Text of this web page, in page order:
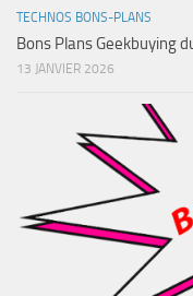
TECHNOS BONS-PLANS
Bons Plans Geekbuying
13 JANVIER 2026